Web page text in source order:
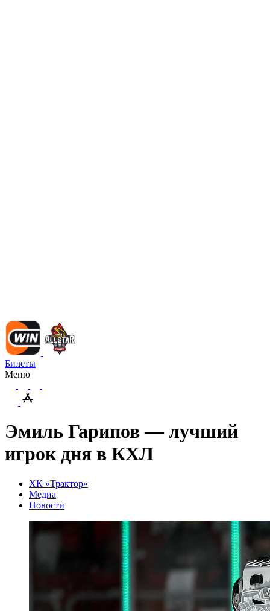
Билеты
Меню
Эмиль Гарипов — лучший
игрок дня в КХЛ
ХК «Трактор»
Медиа
Новости